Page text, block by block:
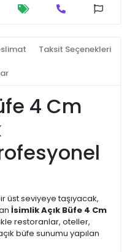
Taksit Seçenekleri
4 Cm
üst seviyeye taşıyacak,
İsimlik Açık Büfe 4 Cm
restoranlar, oteller,
büfe sunumu yapılan